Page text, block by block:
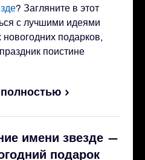
? Загляните в этот
с лучшими идеями
подарков,
поистине
имени звезде —
подарок